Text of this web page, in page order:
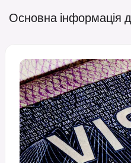
Основна інформація